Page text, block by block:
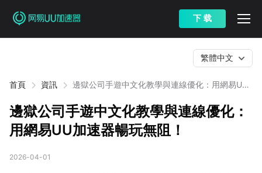
下 载
首頁 資訊
邊獄公司手遊中文化教學與連線優化：用網易UU
繁體中文
邊獄公司手遊中文化教學與連線優化：
用網易UU加速器暢玩無阻！
2026-04-01